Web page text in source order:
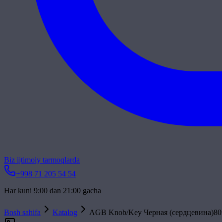
Biz ijtimoiy tarmoqlarda
+998 71 205 54 54
Har kuni 9:00 dan 21:00 gacha
Bosh sahifa Katalog
AGB Knob/Key Черная